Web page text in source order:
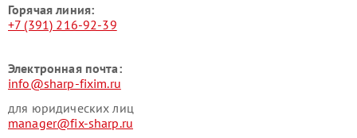
Горячая линия:
+7 (391) 216-92-39
Электронная почта:
info@sharp-fixim.ru
для юридических лиц
manager@fix-sharp.ru